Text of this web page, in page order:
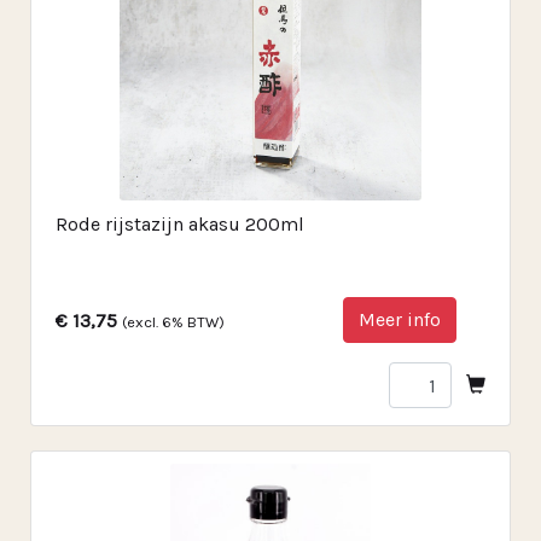
Rode rijstazijn akasu 200ml
€ 13,75 (excl. 6% BTW) Meer info